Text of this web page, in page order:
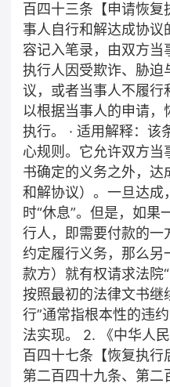
百四十三条【申请恢复
事人自行和解达成协议
容记入笔录，由双方
执行人因受欺诈、胁迫
议，或者当事人不履行
以根据当事人的申请
执行。 · 适用解释：该
心规则。它允许双方当
书确定的义务之外，达
和解协议）。一旦达成
时“休息”。但是，如果
行人，即需要付款的一
约定履行义务，那么另
款方）就有权请求法院
按照最初的法律文书继
行”通常指根本性的违
法实现。 2. 《中华人
百四十七条【恢复执行
第二百四十九条、第